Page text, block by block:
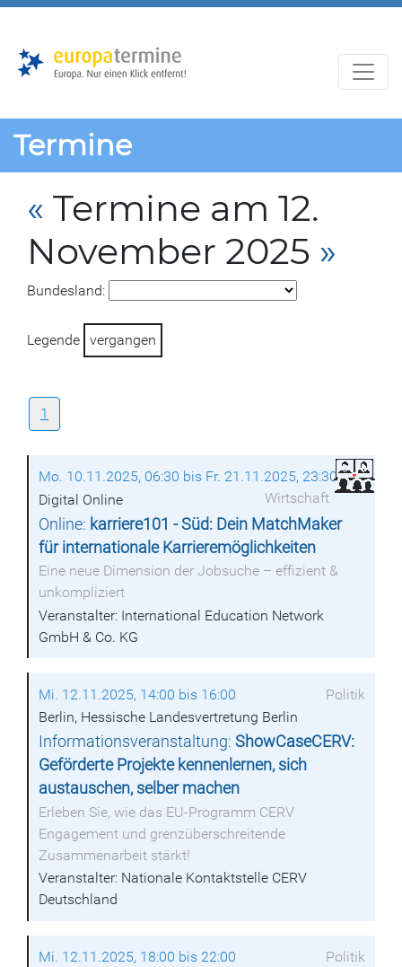
Termine
« Termine am 12.
November 2025 »
Bundesland:
Legende vergangen
1
Mo. 10.11.2025, 06:30 bis Fr. 21.11.2025, 23:30
Wirtschaft
Digital Online
Online: karriere101 - Süd: Dein MatchMaker
für internationale Karrieremöglichkeiten
Eine neue Dimension der Jobsuche – effizient &
unkompliziert
Veranstalter: International Education Network
GmbH & Co. KG
Mi. 12.11.2025, 14:00 bis 16:00
Politik
Berlin, Hessische Landesvertretung Berlin
Informationsveranstaltung:ShowCaseCERV:
Geförderte Projekte kennenlernen, sich
austauschen, selber machen
Erleben Sie, wie das EU-Programm CERV
Engagement und grenzüberschreitende
Zusammenarbeit stärkt!
Veranstalter: Nationale Kontaktstelle CERV
Deutschland
Mi. 12.11.2025, 18:00 bis 22:00
Politik